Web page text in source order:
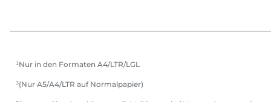
¹Nur in den Formaten A4/LTR/LGL
³(Nur A5/A4/LTR auf Normalpapier)